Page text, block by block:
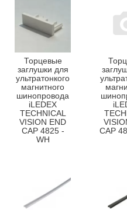
Торцевые
заглушки для
ультратонкого
магнитного
шинопровода
iLEDEX
TECHNICAL
VISION END
CAP 4825 -
WH
CAP